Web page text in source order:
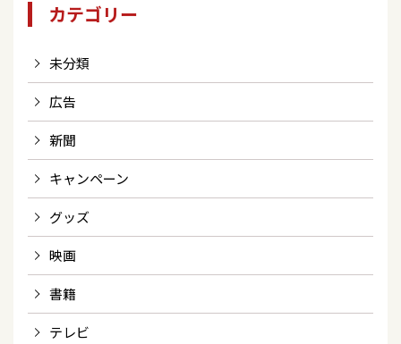
カテゴリー
未分類
広告
新聞
キャンペーン
グッズ
映画
書籍
テレビ